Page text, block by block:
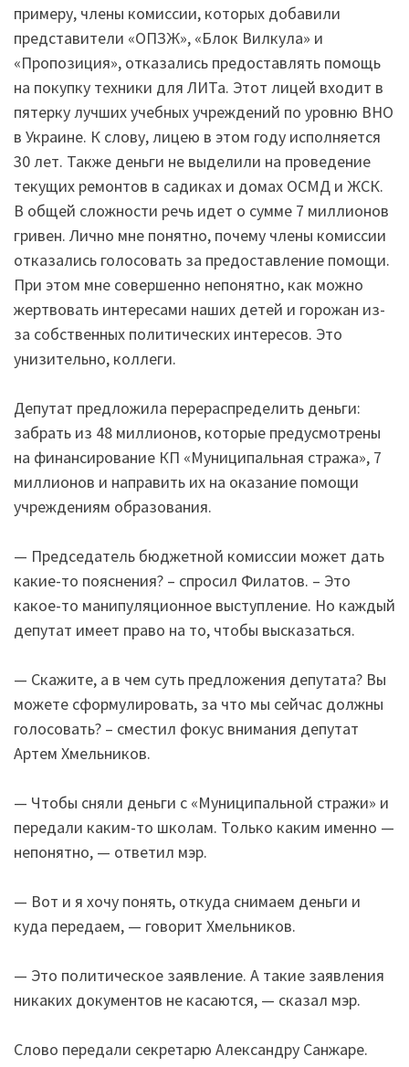
примеру, члены комиссии, которых добавили
представители «ОПЗЖ», «Блок Вилкула» и
«Пропозиция», отказались предоставлять помощь
на покупку техники для ЛИТа. Этот лицей входит в
пятерку лучших учебных учреждений по уровню ВНО
в Украине. К слову, лицею в этом году исполняется
30 лет. Также деньги не выделили на проведение
текущих ремонтов в садиках и домах ОСМД и ЖСК.
В общей сложности речь идет о сумме 7 миллионов
гривен. Лично мне понятно, почему члены комиссии
отказались голосовать за предоставление помощи.
При этом мне совершенно непонятно, как можно
жертвовать интересами наших детей и горожан из-
за собственных политических интересов. Это
унизительно, коллеги.
Депутат предложила перераспределить деньги:
забрать из 48 миллионов, которые предусмотрены
на финансирование КП «Муниципальная стража», 7
миллионов и направить их на оказание помощи
учреждениям образования.
— Председатель бюджетной комиссии может дать
какие-то пояснения? – спросил Филатов. – Это
какое-то манипуляционное выступление. Но каждый
депутат имеет право на то, чтобы высказаться.
— Скажите, а в чем суть предложения депутата? Вы
можете сформулировать, за что мы сейчас должны
голосовать? – сместил фокус внимания депутат
Артем Хмельников.
— Чтобы сняли деньги с «Муниципальной стражи» и
передали каким-то школам. Только каким именно —
непонятно, — ответил мэр.
— Вот и я хочу понять, откуда снимаем деньги и
куда передаем, — говорит Хмельников.
— Это политическое заявление. А такие заявления
никаких документов не касаются, — сказал мэр.
Слово передали секретарю Александру Санжаре.